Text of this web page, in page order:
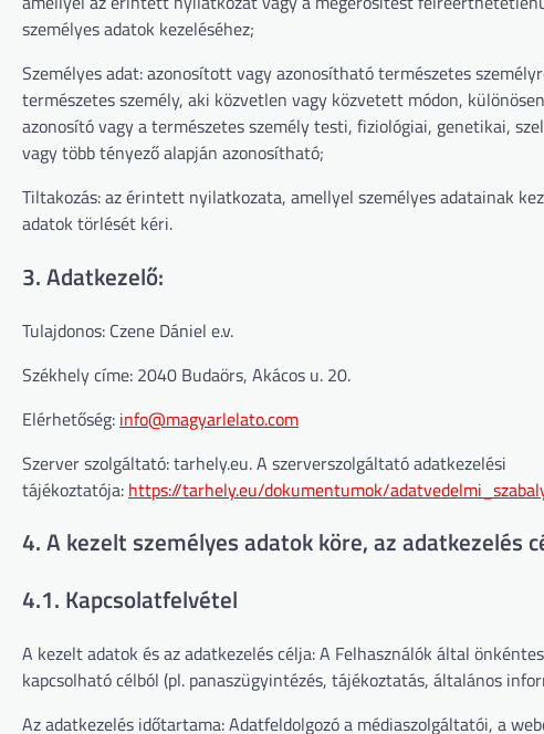
személyes adatok kezeléséhez;
Személyes adat: azonosított vagy azonosítható természetes
természetes személy, aki közvetlen vagy közvetett módon,
azonosító vagy a természetes személy testi, fiziológiai, genetikai,
vagy több tényező alapján azonosítható;
Tiltakozás: az érintett nyilatkozata, amellyel személyes adatainak
adatok törlését kéri.
3. Adatkezelő:
Tulajdonos: Czene Dániel e.v.
Székhely címe: 2040 Budaörs, Akácos u. 20.
Elérhetőség: info@magyarlelato.com
Szerver szolgáltató: tarhely.eu. A szerverszolgáltató adatkezelési
tájékoztatója: https://tarhely.eu/dokumentumok/
4. A kezelt személyes adatok köre, az adatkezelés
4.1. Kapcsolatfelvétel
A kezelt adatok és az adatkezelés célja: A Felhasználók által
kapcsolható célból (pl. panaszügyintézés, tájékoztatás, általános
Az adatkezelés időtartama: Adatfeldolgozó a médiaszolgáltatói, a